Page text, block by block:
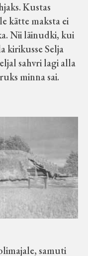
Kustas
kätte maksta ei
Nii läinudki, kui
kirikusse Selja
sahvri lagi alla
minna sai.
samuti